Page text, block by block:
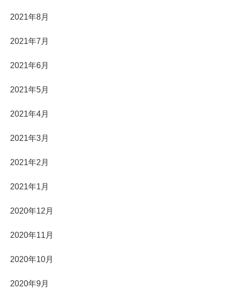
2021年8月
2021年7月
2021年6月
2021年5月
2021年4月
2021年3月
2021年2月
2021年1月
2020年12月
2020年11月
2020年10月
2020年9月